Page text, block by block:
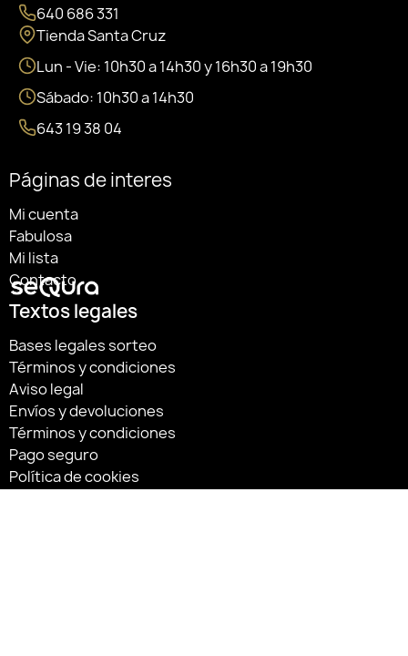
640 686 331
Tienda Santa Cruz
Lun - Vie: 10h30 a 14h30 y 16h30 a 19h30
Sábado: 10h30 a 14h30
643 19 38 04
Páginas de interes
Mi cuenta
Fabulosa
Mi lista
Contacto
Textos legales
Bases legales sorteo
Términos y condiciones
Aviso legal
Envíos y devoluciones
Términos y condiciones
Pago seguro
Política de cookies